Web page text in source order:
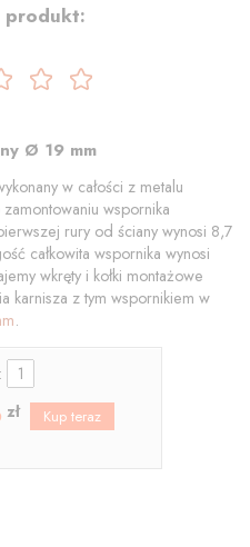
produkt:
Ø 19 mm
w całości z metalu
wspornika
rury od ściany wynosi 8,7
całkowita wspornika wynosi
wkręty i kołki montażowe
karnisza z tym wspornikiem w
.
zł